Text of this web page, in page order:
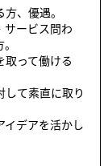
、優遇。
ービス問わ
って働ける
て素直に取り
デアを活かし